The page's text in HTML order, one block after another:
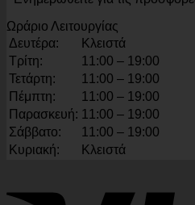
Ωράριο Λειτουργίας
Δευτέρα:
Κλειστά
Τρίτη:
11:00 – 19:00
Τετάρτη:
11:00 – 19:00
Πέμπτη:
11:00 – 19:00
Παρασκευή: 11:00 – 19:00
Σάββατο:
11:00 – 19:00
Κυριακή:
Κλειστά